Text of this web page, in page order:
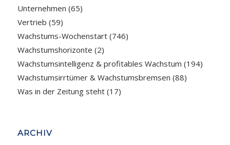
Unternehmen (65)
Vertrieb (59)
Wachstums-Wochenstart(746)
Wachstumshorizonte (2)
Wachstumsintelligenz & profitables Wachstum (194)
Wachstumsirrtümer & Wachstumsbremsen (88)
Was in der Zeitung steht(17)
ARCHIV